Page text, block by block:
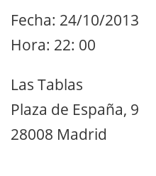
Fecha: 24/10/2013
Hora: 22: 00
Las Tablas
Plaza de España, 9
28008 Madrid